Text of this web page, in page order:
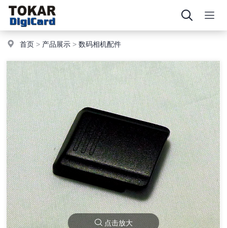
首页 > 产品展示 >数码相机配件
点击放大